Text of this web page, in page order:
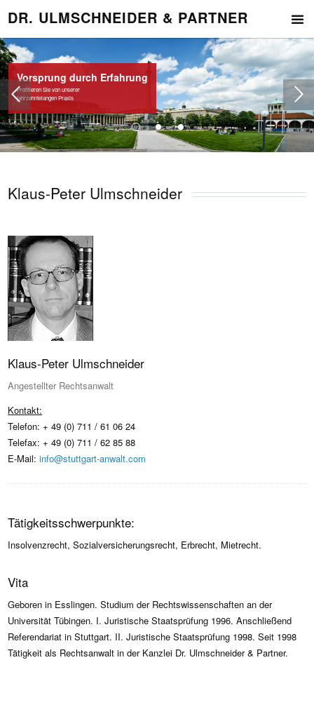
DR. ULMSCHNEIDER & PARTNER
Vorsprung durch Erfahrung
Profitieren Sie von unserer
jahrzehntelangen Praxis
Klaus-Peter Ulmschneider
Klaus-Peter Ulmschneider
Angestellter Rechtsanwalt
Kontakt:
Telefon: + 49 (0) 711 / 61 06 24
Telefax: + 49 (0) 711 / 62 85 88
E-Mail:info@stuttgart-anwalt.com
Tätigkeitsschwerpunkte:
Insolvenzrecht, Sozialversicherungsrecht, Erbrecht, Mietrecht.
Vita
Geboren in Esslingen. Studium der Rechtswissenschaften an der
Universität Tübingen. I. Juristische Staatsprüfung 1996. Anschließend
Referendariat in Stuttgart. II. Juristische Staatsprüfung 1998. Seit 1998
Tätigkeit als Rechtsanwalt in der Kanzlei Dr. Ulmschneider & Partner.